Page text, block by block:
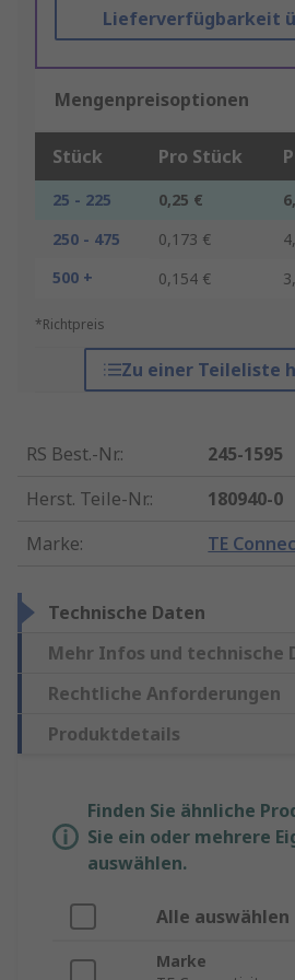
Lieferverfügbarkeit
Mengenpreisoptionen
Stück Pro Stück
25 - 225 0,25 €
250 - 475
0,173 €
500 +
0,154 €
*Richtpreis
Zu einer Teileliste
RS Best.-Nr.:
245-1595
Herst. Teile-Nr.:
180940-0
Marke: TE
Technische Daten
Mehr Infos und technische
Rechtliche Anforderungen
Produktdetails
Finden Sie ähnliche
Sie ein oder mehrere
auswählen.
Alle auswählen
Marke